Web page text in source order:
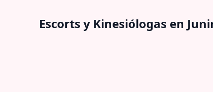
Escorts y Kinesiólogas en